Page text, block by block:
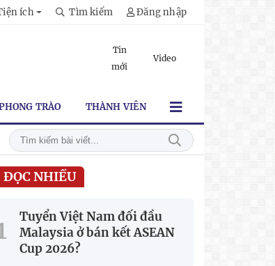
ích Tìm kiếm Đăng nhập
Tin
mới
Video
TRÀO THÀNH VIÊN
từ 5h30 sáng để mua vé xem tuyển Việt Nam
ĐỌC NHIỀU
Tuyển Việt Nam đối đầu
Malaysia ở bán kết ASEAN
Cup 2026?